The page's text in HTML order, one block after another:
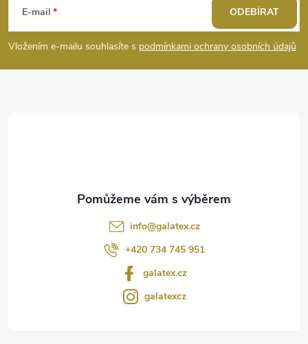
p
a
E-mail
Vložením e-mailu souhlasíte s podmínkami ochrany osobních údajů
ODEBÍRAT
info@galatex.cz
+420 734 745 951
galatex.cz
galatexcz